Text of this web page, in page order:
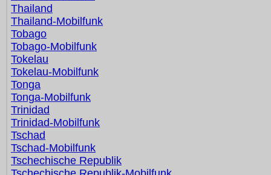
Thailand
Thailand-Mobilfunk
Tobago
Tobago-Mobilfunk
Tokelau
Tokelau-Mobilfunk
Tonga
Tonga-Mobilfunk
Trinidad
Trinidad-Mobilfunk
Tschad
Tschad-Mobilfunk
Tschechische Republik